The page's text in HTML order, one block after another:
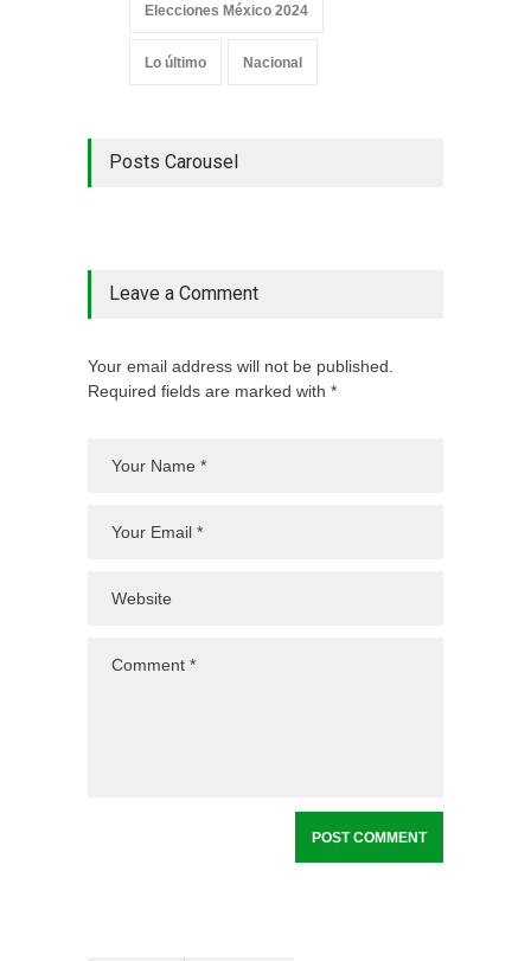
Elecciones México 2024
Lo último Nacional
Posts Carousel
Leave a Comment
Your email address will not be published.
Required fields are marked with *